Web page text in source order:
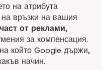
на атрибута
връзки на вашия
от реклами,
за компенсация.
който Google държи,
начин.